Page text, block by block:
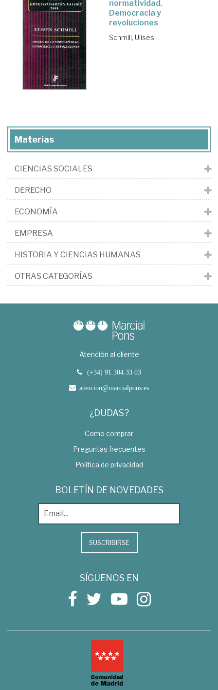
normatividad.
Democracia y
revoluciones
Schmill, Ulises
Materias
CIENCIAS SOCIALES
DERECHO
ECONOMÍA
EMPRESA
HISTORIA Y CIENCIAS HUMANAS
OTRAS CATEGORÍAS
Atención al cliente
(+34) 91 304 33 03
atencion@marcialpons.es
¿DUDAS?
Como comprar
Preguntas frecuentes
Política de privacidad
BOLETÍN DE NOVEDADES
SUSCRIBIRSE
SÍGUENOS EN